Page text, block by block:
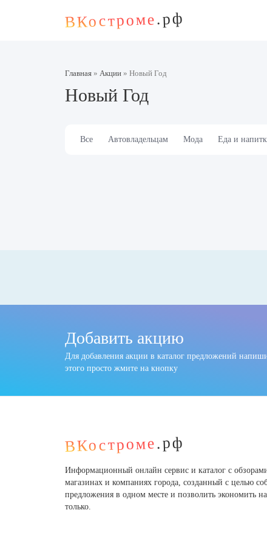
ВКостроме.рф
Главная » Акции » Новый Год
Новый Год
Все Автовладельцам Мода Еда и
Добавить акцию
Для добавления акции в каталог предложений
этого просто жмите на кнопку
ВКостроме.рф
Информационный онлайн сервис и каталог с
магазинах и компаниях города, созданный с целью
предложения в одном месте и позволить экономить
только.